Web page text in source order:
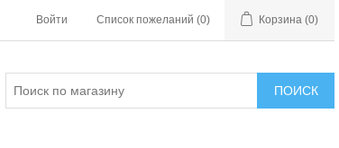
Войти Список пожеланий (0) Корзина (0)
ПОИСК